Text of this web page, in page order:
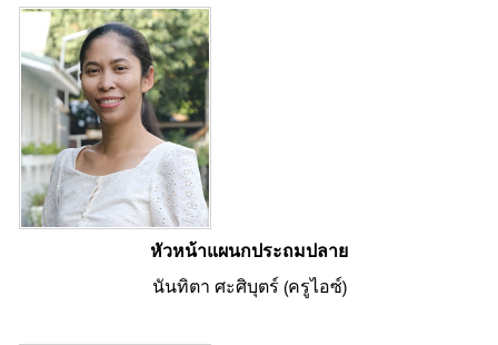
หัวหน้าแผนกประถมปลาย
นันทิตา ศะศิบุตร์ (ครูไอซ์)